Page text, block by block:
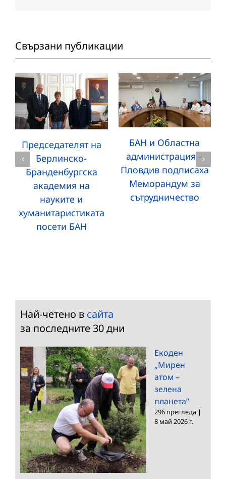
Свързани публикации
Председателят на
Берлинско-
Бранденбургска
академия на
науките и
хуманитаристиката
посети БАН
БАН и Областна
администрация –
Пловдив подписаха
Меморандум за
сътрудничество
Най-четено в сайта
за последните 30 дни
Екоден
„Мирен
атом –
зелена
планета“
296 прегледа |
8 май 2026 г.